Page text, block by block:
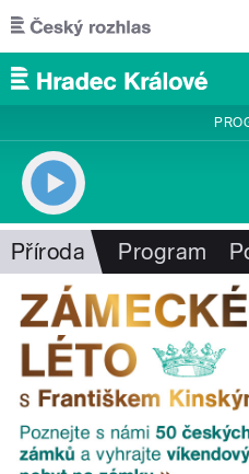
Přejít k hlavnímu obsahu
Příroda Program